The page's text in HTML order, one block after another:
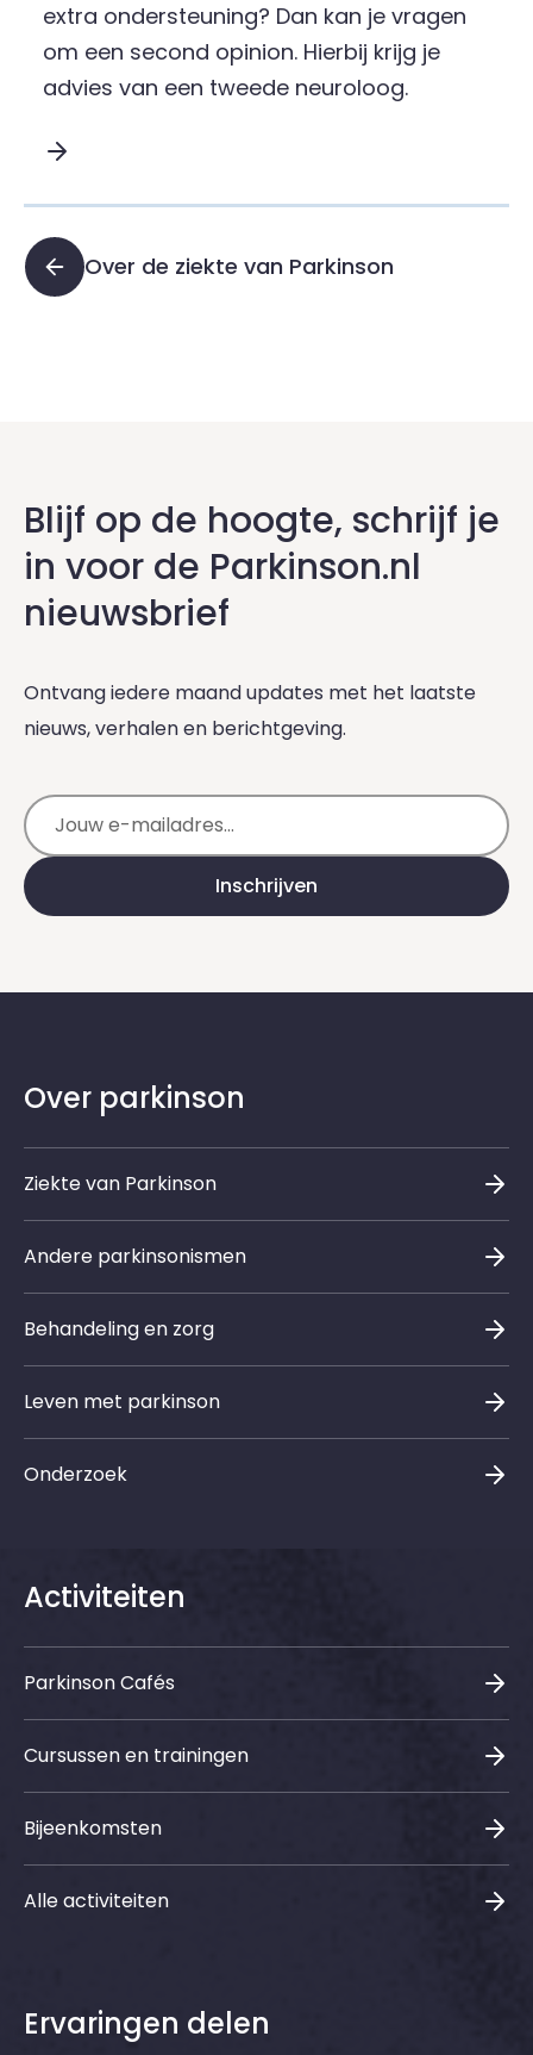
extra ondersteuning? Dan kan je vragen
om een second opinion. Hierbij krijg je
advies van een tweede neuroloog.
Over de ziekte van Parkinson
Blijf op de hoogte, schrijf je
in voor de Parkinson.nl
nieuwsbrief
Ontvang iedere maand updates met het laatste
nieuws, verhalen en berichtgeving.
E-mailadres
Inschrijven
Over parkinson
Ziekte van Parkinson
Andere parkinsonismen
Behandeling en zorg
Leven met parkinson
Onderzoek
Activiteiten
Parkinson Cafés
Cursussen en trainingen
Bijeenkomsten
Alle activiteiten
Ervaringen delen